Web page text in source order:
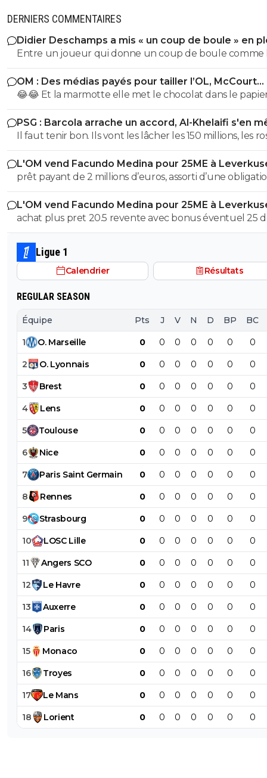
DERNIERS COMMENTAIRES
Didier Deschamps a mis « un coup de boule » en
Mondial
Entre un joueur qui donne un coup de boule comme
sélectionneur en poste, et la critique sur l' arrbitrage il
une sacré différence, l'arbitre n'a pas reçu de coup par
contre l' Italien lui oui Quel exemple pour les jeunes
poussent que de mettre un sélectionneur comme
vient d'être nommé !
OM : Des médias payés pour tailler l’OL, McCourt
accusé
😂😂 Et la marmotte elle met le chocolat dans le
pauvre foutre0. Les cons, ça ose tout, c'est même à ça
les reconnaît.
PSG : Barcola arrache un accord, Al-Khelaifi s'en
Il faut tenir bon. Ils vont les lâcher les 150 millions, les
!!
L'OM vend Facundo Medina pour 25ME à
prêt payant de 2 millions d’euros, assorti d’une
d’achat fixée à 18 millions, à laquelle s’ajoutent 2
bonus facilement atteignables
L'OM vend Facundo Medina pour 25ME à
achat plus pret 20.5 revente avec bonus éventuel 25
aux max 4.5M ce n'est pas avec cela que tu vas
caissesLigue 1
Calendrier Résultats
REGULAR SEASON
Équipe Pts J V N D BP BC
1 O. Marseille 0 0 0 0 0 0 0
2 O. Lyonnais 0 0 0 0 0 0 0
3 Brest 0 0 0 0 0 0 0
4 Lens 0 0 0 0 0 0 0
5 Toulouse 0 0 0 0 0 0 0
6 Nice 0 0 0 0 0 0 0
7 Paris Saint Germain 0 0 0 0 0 0 0
8 Rennes 0 0 0 0 0 0 0
9 Strasbourg 0 0 0 0 0 0 0
10 LOSC Lille 0 0 0 0 0 0 0
11 Angers SCO 0 0 0 0 0 0 0
12 Le Havre 0 0 0 0 0 0 0
13 Auxerre 0 0 0 0 0 0 0
14 Paris 0 0 0 0 0 0 0
15 Monaco 0 0 0 0 0 0 0
16 Troyes 0 0 0 0 0 0 0
17 Le Mans 0 0 0 0 0 0 0
18 Lorient 0 0 0 0 0 0 0